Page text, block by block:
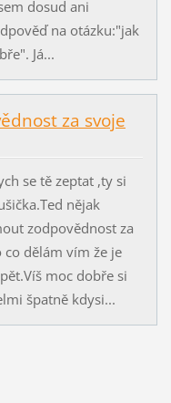
dosud ani
na otázku:"jak
Já...
za svoje
se tě zeptat ,ty si
nějak
zodpovědnost za
co dělám vím že je
moc dobře si
špatně kdysi...